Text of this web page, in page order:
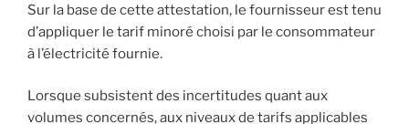
Sur la base de cette attestation, le fournisseur est tenu
d’appliquer le tarif minoré choisi par le consommateur
à l’électricité fournie.
Lorsque subsistent des incertitudes quant aux
volumes concernés, aux niveaux de tarifs applicables